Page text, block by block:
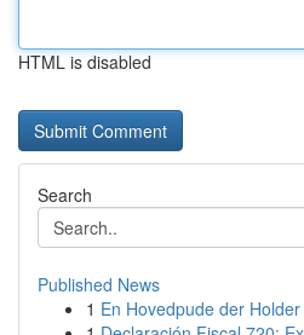
HTML is disabled
Search
Published News
1 En Hovedpude der